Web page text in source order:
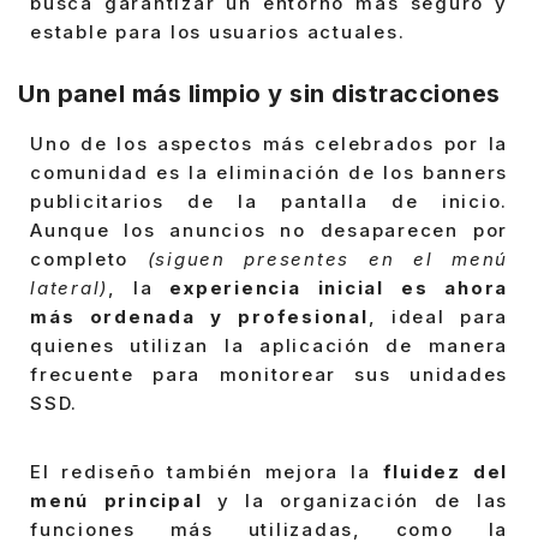
estable para los usuarios actuales.
Un panel más limpio y sin distracciones
Uno de los aspectos más celebrados por la
comunidad es la eliminación de los banners
publicitarios de la pantalla de inicio.
Aunque los anuncios no desaparecen por
completo (siguen presentes en el menú
lateral)
, la
experiencia inicial es ahora
más ordenada y profesional , ideal para
quienes utilizan la aplicación de manera
frecuente para monitorear sus unidades
SSD.
El rediseño también mejora la fluidez del
menú principal y la organización de las
funciones más utilizadas, como la